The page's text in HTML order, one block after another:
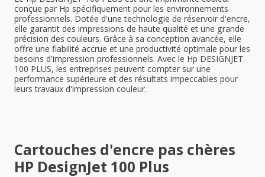
conçue par Hp spécifiquement pour les environnements
professionnels. Dotée d'une technologie de réservoir d'encre,
elle garantit des impressions de haute qualité et une grande
précision des couleurs. Grâce à sa conception avancée, elle
offre une fiabilité accrue et une productivité optimale pour les
besoins d'impression professionnels. Avec le Hp DESIGNJET
100 PLUS, les entreprises peuvent compter sur une
performance supérieure et des résultats impeccables pour
leurs travaux d'impression couleur.
Cartouches d'encre pas chères
HP DesignJet 100 Plus